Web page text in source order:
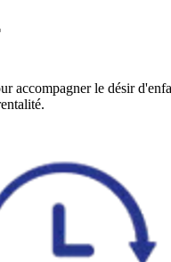
accompagner le désir